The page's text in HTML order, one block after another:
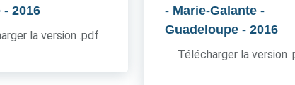
- 2016
la version .pdf
- Marie-Galante -
Guadeloupe - 2016
Télécharger la version